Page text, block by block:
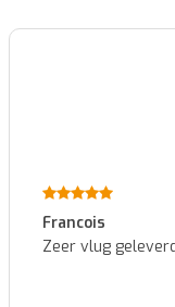
Francois
Zeer vlug